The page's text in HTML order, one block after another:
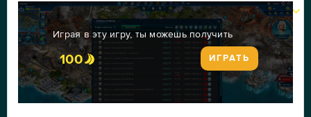
Играя в эту игру, ты можешь получить
100 ИГРАТЬ